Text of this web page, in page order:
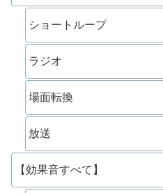
ショートループ
ラジオ
場面転換
放送
【効果音すべて】